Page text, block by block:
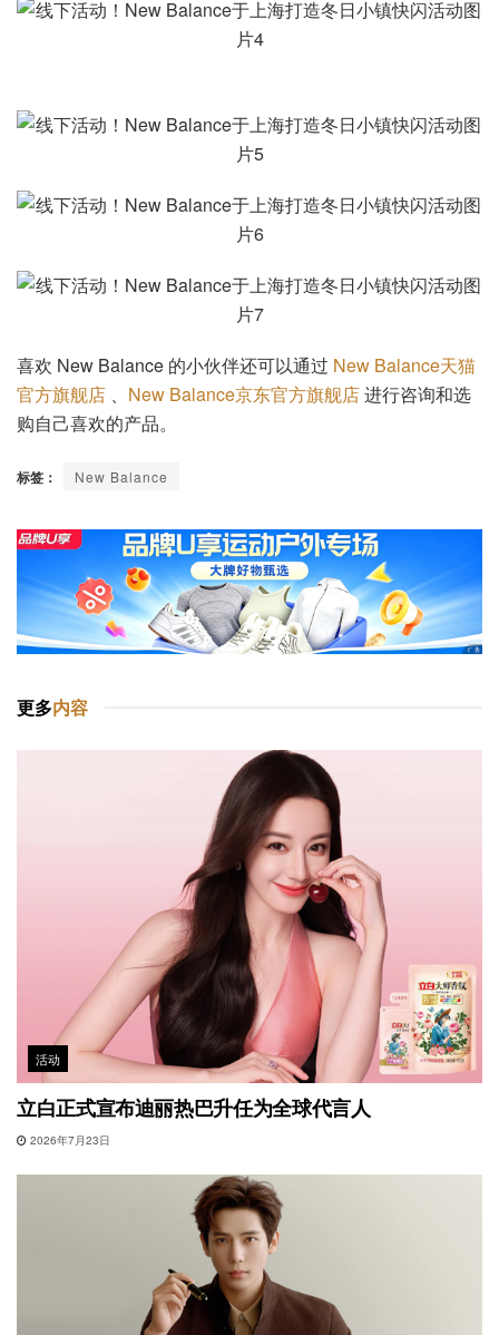
喜欢 New Balance 的小伙伴还可以通过 New Balance天猫
官方旗舰店 、 New Balance京东官方旗舰店进行咨询和选
购自己喜欢的产品。
标签： New Balance
更多内容
活动
立白正式宣布迪丽热巴升任为全球代言人
2026年7月23日